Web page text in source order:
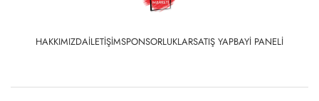
HAKKIMIZDAİLETIŞIMSPONSORLUKLARSATIŞ YAPBAYI PANELI